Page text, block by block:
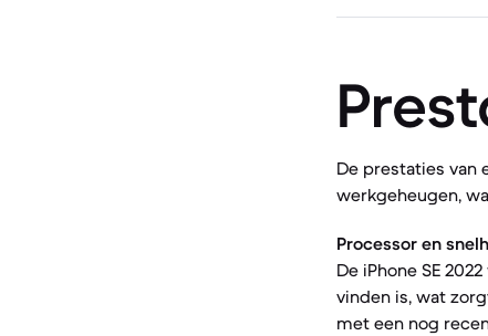
De prestaties van
werkgeheugen,
Processor en
De iPhone SE
vinden is, wat
met een nog